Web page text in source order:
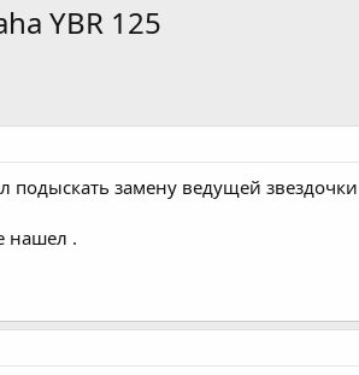
YBR 125
подыскать замену ведущей
нашел .